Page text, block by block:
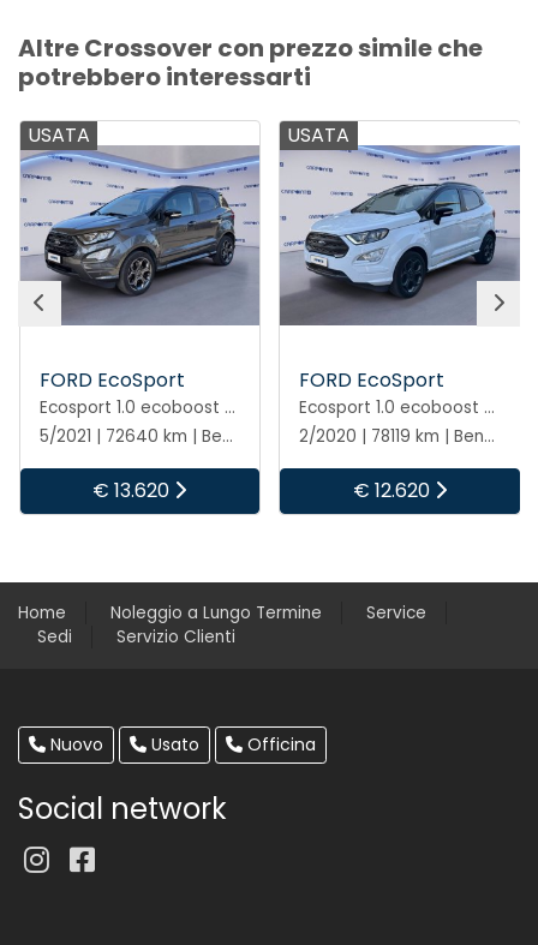
Altre Crossover con prezzo simile che
potrebbero interessarti
USATA
FORD EcoSport
Ecosport 1.0 ecoboost st-line s&s 125cv my20.25
5/2021 | 72640 km | Benzina | Manuale
€ 13.620
USATA
FORD EcoSport
Ecosport 1.0 ecoboost st-line s&s 125cv my20.25
2/2020 | 78119 km | Benzina | Manuale
€ 12.620
Home Noleggio a Lungo Termine
Service
Sedi
Servizio Clienti
Nuovo Usato Officina
Social network